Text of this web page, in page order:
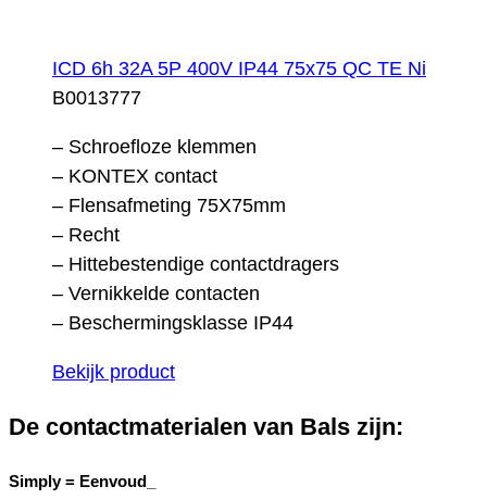
ICD 6h 32A 5P 400V IP44 75x75 QC TE Ni
B0013777
– Schroefloze klemmen
– KONTEX contact
– Flensafmeting 75X75mm
– Recht
– Hittebestendige contactdragers
– Vernikkelde contacten
– Beschermingsklasse IP44
Bekijk product
De contactmaterialen van Bals zijn:
Simply = Eenvoud_